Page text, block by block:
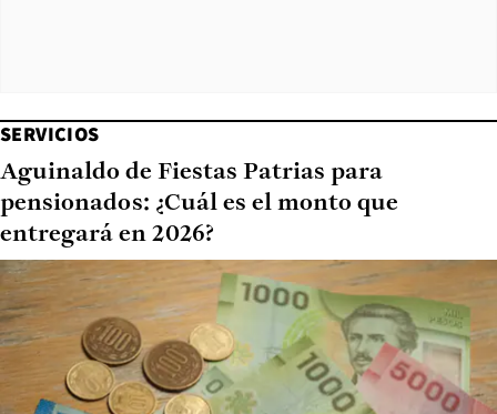
SERVICIOS
Aguinaldo de Fiestas Patrias para
pensionados: ¿Cuál es el monto que
entregará en 2026?